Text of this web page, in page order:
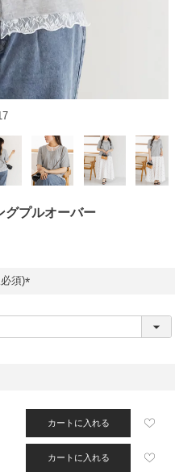
グプルオーバー
須)
必
カートに入れる
カートに入れる